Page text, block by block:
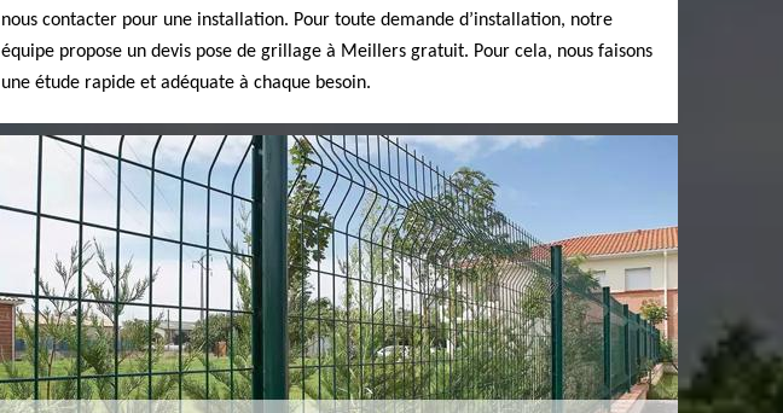
nous contacter pour une installation. Pour toute demande d’installation, notre
équipe propose un devis pose de grillage à Meillers gratuit. Pour cela, nous faisons
une étude rapide et adéquate à chaque besoin.